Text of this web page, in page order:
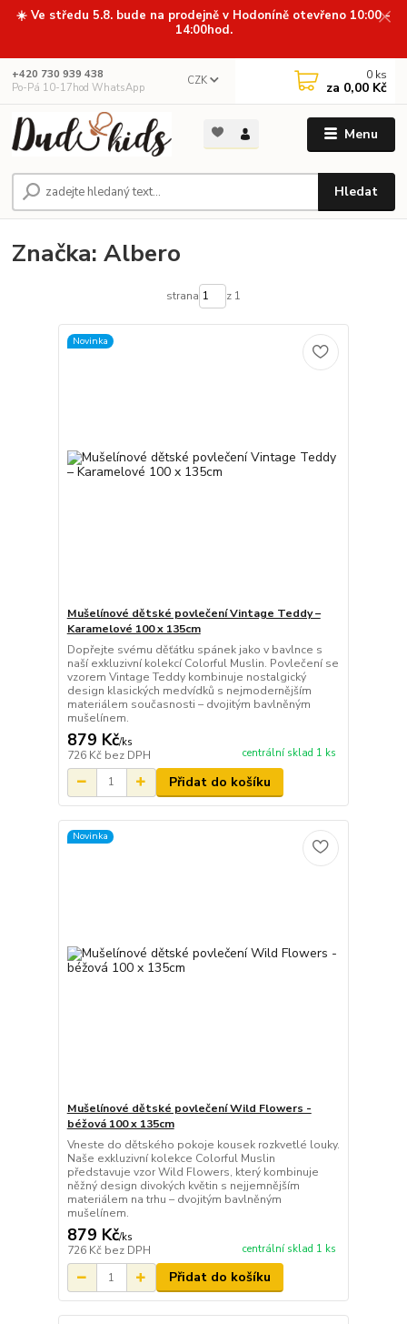
☀️ Ve středu 5.8. bude na prodejně v Hodoníně otevřeno 10:00 -
14:00hod.
Menu
CZK
Hledat
+420 730 939 438
Po-Pá 10-17hod WhatsApp
0 ks
za 0,00 Kč
Značka: Albero
strana z 1
Novinka
Mušelínové dětské povlečení Vintage Teddy –
Karamelové 100 x 135cm
Dopřejte svému děťátku spánek jako v bavlnce s
naší exkluzivní kolekcí Colorful Muslin. Povlečení se
vzorem Vintage Teddy kombinuje nostalgický
design klasických medvídků s nejmodernějším
materiálem současnosti – dvojitým bavlněným
mušelínem.
879 Kč/ks
726 Kč bez DPH centrální sklad 1 ks
Přidat do košíku
Novinka
Mušelínové dětské povlečení Wild Flowers -
béžová 100 x 135cm
Vneste do dětského pokoje kousek rozkvetlé louky.
Naše exkluzivní kolekce Colorful Muslin
představuje vzor Wild Flowers, který kombinuje
něžný design divokých květin s nejjemnějším
materiálem na trhu – dvojitým bavlněným
mušelínem.
879 Kč/ks
726 Kč bez DPH centrální sklad 1 ks
Přidat do košíku